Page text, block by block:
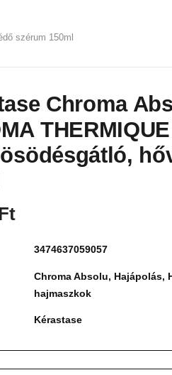
szérum 150ml
Chroma
THERMIQUE
3474637059057
Chroma Absolu, Hajápolás,
hajmaszkok
Kérastase